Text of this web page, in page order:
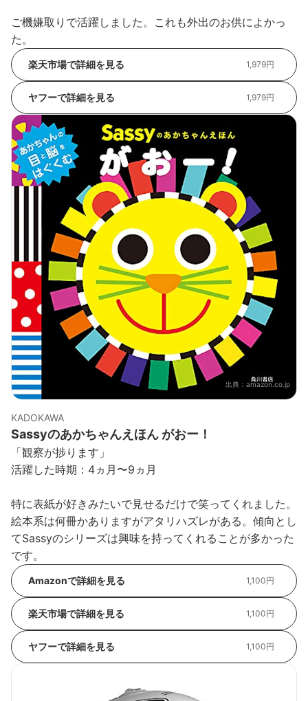
ご機嫌取りで活躍しました。これも外出のお供によかっ
た。
楽天市場で詳細を見る 1,979円
ヤフーで詳細を見る 1,979円
出典： amazon.co.jp
KADOKAWA
Sassyのあかちゃんえほん がおー！
「観察が捗ります」
活躍した時期：4ヵ月〜9ヵ月
特に表紙が好きみたいで見せるだけで笑ってくれました。
絵本系は何冊かありますがアタリハズレがある。傾向とし
てSassyのシリーズは興味を持ってくれることが多かった
です。
Amazonで詳細を見る 1,100円
楽天市場で詳細を見る 1,100円
ヤフーで詳細を見る 1,100円